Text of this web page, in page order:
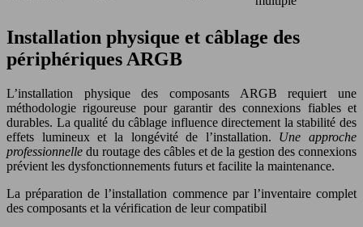
Installation physique et câblage des
périphériques ARGB
L’installation physique des composants ARGB requiert une
méthodologie rigoureuse pour garantir des connexions fiables et
durables. La qualité du câblage influence directement la stabilité des
effets lumineux et la longévité de l’installation. Une approche
professionnelle du routage des câbles et de la gestion des connexions
prévient les dysfonctionnements futurs et facilite la maintenance.
La préparation de l’installation commence par l’inventaire complet
des composants et la vérification de leur compatibil